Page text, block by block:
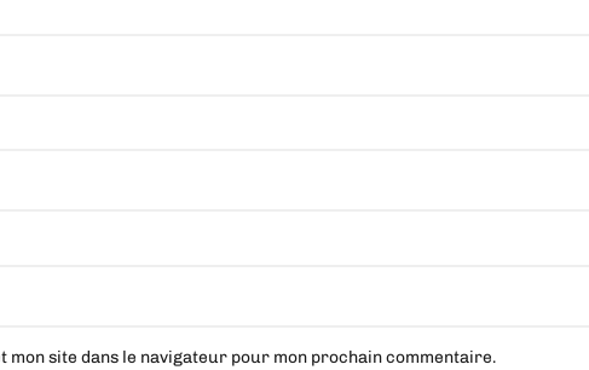
mon site dans le navigateur pour mon prochain commentaire.